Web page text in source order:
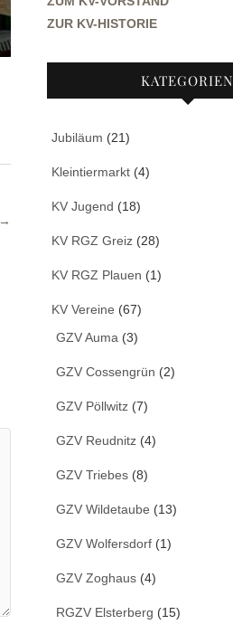
→
ZUR KV-HISTORIE
KATEGORIEN
Jubiläum (21)
Kleintiermarkt (4)
KV Jugend (18)
KV RGZ Greiz (28)
KV RGZ Plauen (1)
KV Vereine (67)
GZV Auma (3)
GZV Cossengrün (2)
GZV Pöllwitz (7)
GZV Reudnitz (4)
GZV Triebes (8)
GZV Wildetaube (13)
GZV Wolfersdorf (1)
GZV Zoghaus (4)
RGZV Elsterberg (15)